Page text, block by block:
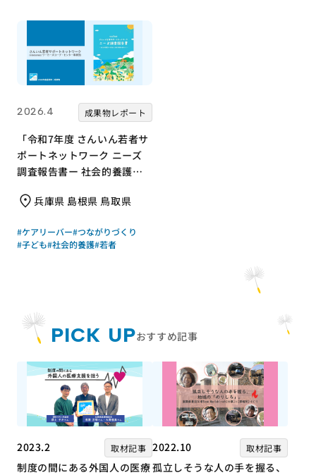
PICK UPおすすめ記事
2023.2 取材記事
制度の間にある外国人の医療
2022.10 取材記事
孤立しそうな人の手を握る、
2026.4 成果物レポート
「令和7年度 さんいん若者サ
ポートネットワーク ニーズ
調査報告書ー 社会的養護の
｜さんいん若者サポートネッ
ワーカーズコープ・センター
事業団）｜成果物レポート
兵庫県 島根県 鳥取県
#ケアリーバー#つながりづくり
#子ども#社会的養護#若者